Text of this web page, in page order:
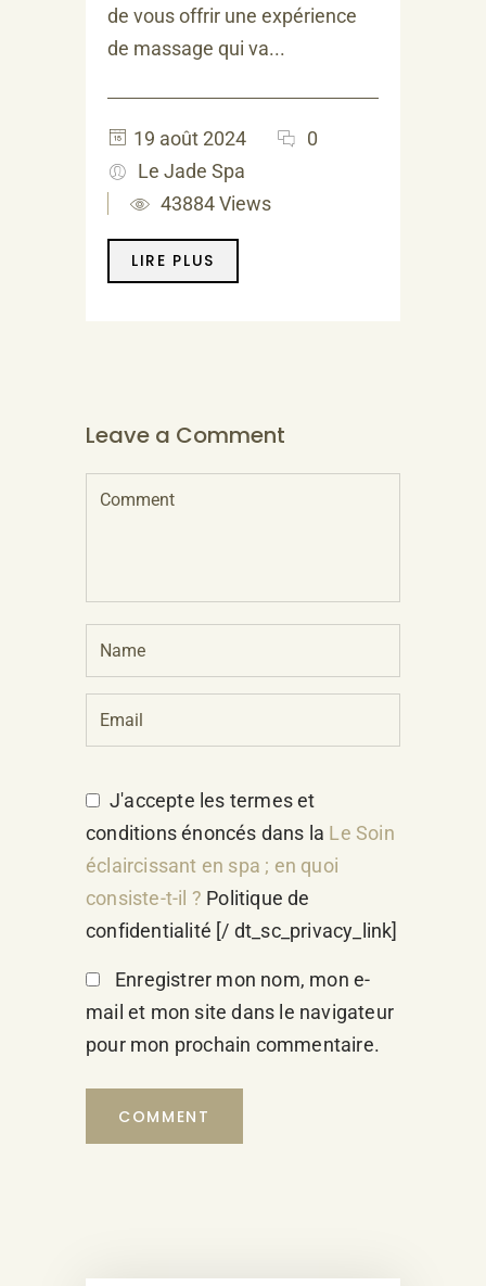
de vous offrir une expérience
de massage qui va...
19 août 2024
0
Le Jade Spa
43884 Views
LIRE PLUS
Leave a Comment
J'accepte les termes et
conditions énoncés dans la Le Soin
éclaircissant en spa ; en quoi
consiste-t-il ? Politique de
confidentialité [/ dt_sc_privacy_link]
Enregistrer mon nom, mon e-
mail et mon site dans le navigateur
pour mon prochain commentaire.